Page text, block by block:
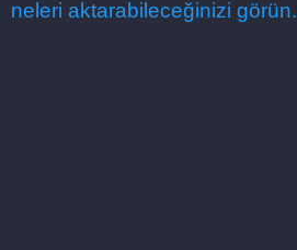
neleri aktarabileceğinizi görün.